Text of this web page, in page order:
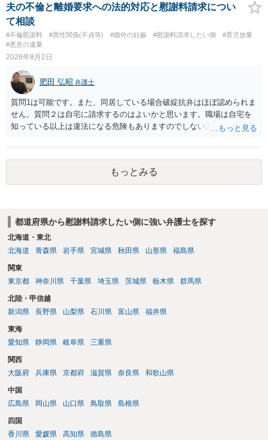
夫の不倫と離婚要求への法的対応と慰謝料請求につい
て相談
#不倫慰謝料 #異性関係(不貞等) #婚外の妊娠 #慰謝料請求したい側
#育児放棄
#悪意の遺棄
2026年8月2日
肥田 弘昭 弁護士
質問1は可能です。また、同居している場合破綻抗弁はほぼ認められま
せん。質問２は自宅に請求するのはよいかと思います。職場は自宅を
知っている以上は違法になる危険もありますのでしない方が良いで
かと思います。有責配偶者ですので相手方からの離婚は拒否しても仮
に訴訟されても法的に成立しません。質問５は認知すると養育費支払
い、相続権が発生します。合意があれば法的に可能ですが法律で強制
することはできません。質問６は可能です。質問７は不貞行為の写真
もっとみる
都道府県から慰謝料請求したい側に強い弁護士を探す
北海道・東北
北海道
青森県 岩手県 宮城県 秋田県 山形県 福島県
関東
東京都
神奈川県 千葉県 埼玉県 茨城県 栃木県 群馬県
北陸・甲信越
新潟県
長野県 山梨県 石川県 富山県 福井県
東海
愛知県
静岡県 岐阜県 三重県
関西
大阪府
兵庫県 京都府 滋賀県 奈良県 和歌山県
中国
広島県
岡山県 山口県 鳥取県 島根県
四国
香川県
愛媛県 高知県 徳島県